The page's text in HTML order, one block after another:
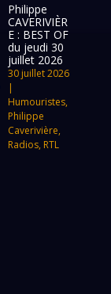
Philippe
CAVERIVIÈR
E : BEST OF
du jeudi 30
juillet 2026
30 juillet 2026
|
Humouristes,
Philippe
Caverivière,
Radios, RTL